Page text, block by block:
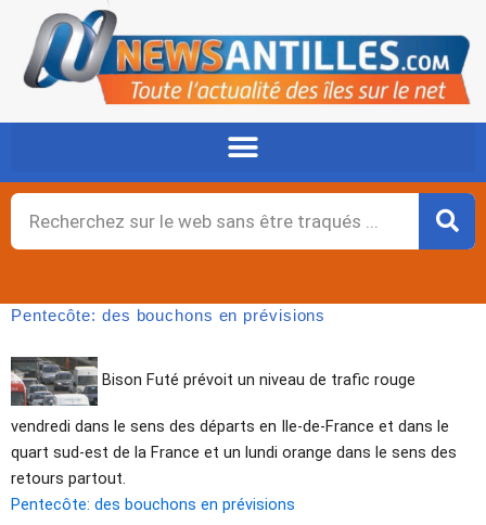
contenu
Rechercher
Pentecôte: des bouchons en prévisions
Bison Futé prévoit un niveau de trafic rouge
vendredi dans le sens des départs en Ile-de-France et dans le
quart sud-est de la France et un lundi orange dans le sens des
retours partout.
Pentecôte: des bouchons en prévisions